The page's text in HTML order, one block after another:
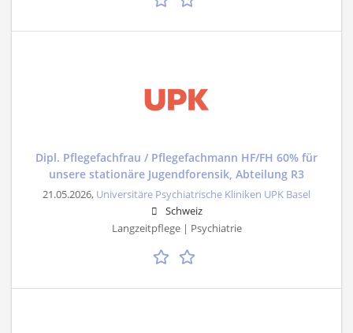
Dipl. Pflegefachfrau / Pflegefachmann HF/FH 60% für
unsere stationäre Jugendforensik, Abteilung R3
21.05.2026, Universitäre Psychiatrische Kliniken UPK Basel
Schweiz
Langzeitpflege | Psychiatrie